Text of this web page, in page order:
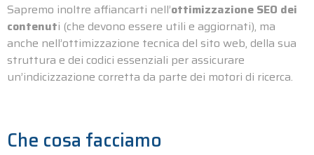
Sapremo inoltre affiancarti nell’ottimizzazione SEO dei
contenuti (che devono essere utili e aggiornati), ma
anche nell’ottimizzazione tecnica del sito web, della sua
struttura e dei codici essenziali per assicurare
un’indicizzazione corretta da parte dei motori di ricerca.
Che cosa facciamo